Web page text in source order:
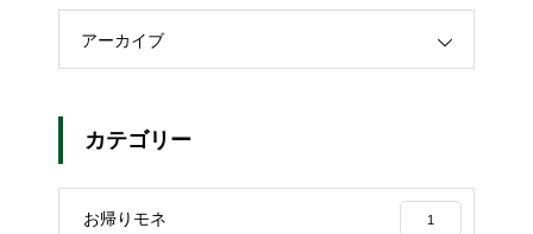
アーカイブ
カテゴリー
お帰りモネ 1